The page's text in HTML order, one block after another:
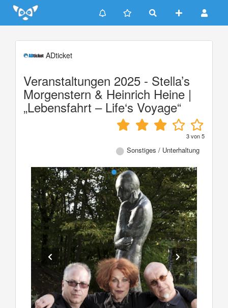
Update cookies preferences
ADticket
Veranstaltungen 2025 - Stella’s
Morgenstern & Heinrich Heine |
„Lebensfahrt – Life‘s Voyage“
3von5
Sonstiges / Unterhaltung